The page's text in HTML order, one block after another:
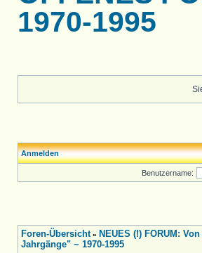
1970-1995
Anmelden
Benutzername:
Foren-Übersicht» NEUES (!) FORUM:
Jahrgänge" ~ 1970-1995